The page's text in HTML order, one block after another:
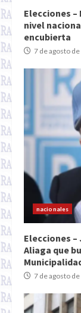
Elecciones –
nivel
encubierta
7 de agosto
nacionales
Elecciones
Aliaga que
7 de agosto